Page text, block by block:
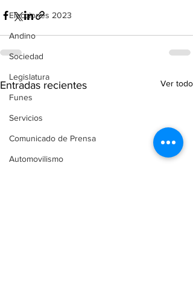
Elecciones 2023
Andino
Sociedad
Legislatura
Funes
Servicios
Comunicado de Prensa
Automovilismo
Entradas recientes Ver todo